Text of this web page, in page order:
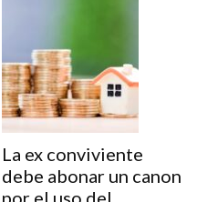
La ex conviviente
debe abonar un canon
por el uso del